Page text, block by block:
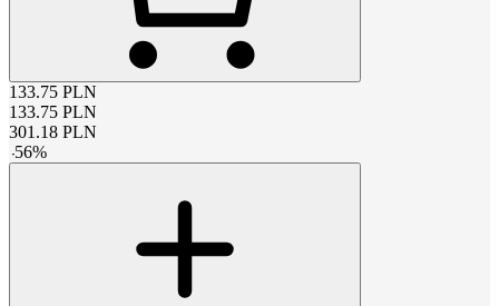
133.75 PLN
133.75 PLN
301.18 PLN
-56%